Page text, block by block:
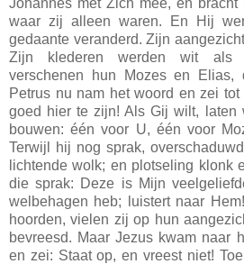
waar zij alleen waren. En Hij
gedaante veranderd. Zijn
Zijn klederen werden wit als
verschenen hun Mozes en Elias,
Petrus nu nam het woord en zei
goed hier te zijn! Als Gij wilt, laten
bouwen: één voor U, één voor
Terwijl hij nog sprak,
lichtende wolk; en plotseling klonk
die sprak: Deze is Mijn
welbehagen heb; luistert naar
hoorden, vielen zij op hun
bevreesd. Maar Jezus kwam naar
en zei: Staat op, en vreest niet!